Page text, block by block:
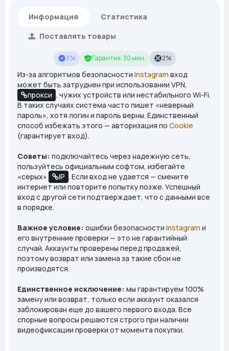
Информация
Статистика
Поставлять товары
3% Гарантия: 30 мин. 2%
Из-за алгоритмов безопасности Instagram вход
может быть затруднен при использовании VPN,
прокси , чужих устройств или нестабильного Wi-Fi.
В таких случаях система часто пишет «неверный
пароль», хотя логин и пароль верны. Единственный
способ избежать этого — авторизация по Cookie
(гарантирует вход).
Советы: подключайтесь через надежную сеть,
пользуйтесь официальным софтом, избегайте
«серых»
IP . Если вход не удается — смените
интернет или повторите попытку позже. Успешный
вход с другой сети подтверждает, что с данными все
в порядке.
Важное условие: ошибки безопасности Instagram и
его внутренние проверки — это не гарантийный
случай. Аккаунты проверены перед продажей,
поэтому возврат или замена за такие сбои не
производятся.
Единственное исключение: мы гарантируем 100%
замену или возврат, только если аккаунт оказался
заблокирован еще до вашего первого входа. Все
спорные вопросы решаются строго при наличии
видеофиксации проверки от момента покупки.